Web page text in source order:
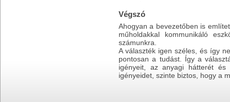
Végszó
Ahogyan a bevezetőben is
műholdakkal kommunikáló
számunkra.
A választék igen széles, és így
pontosan a tudást. Így a
igényeit, az anyagi hátterét
igényeidet, szinte biztos, hogy a